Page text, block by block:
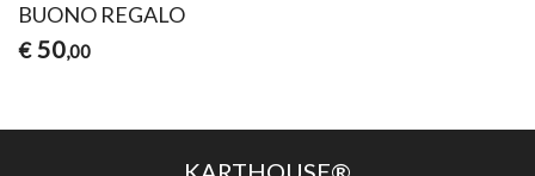
BUONO REGALO
€ 50,00